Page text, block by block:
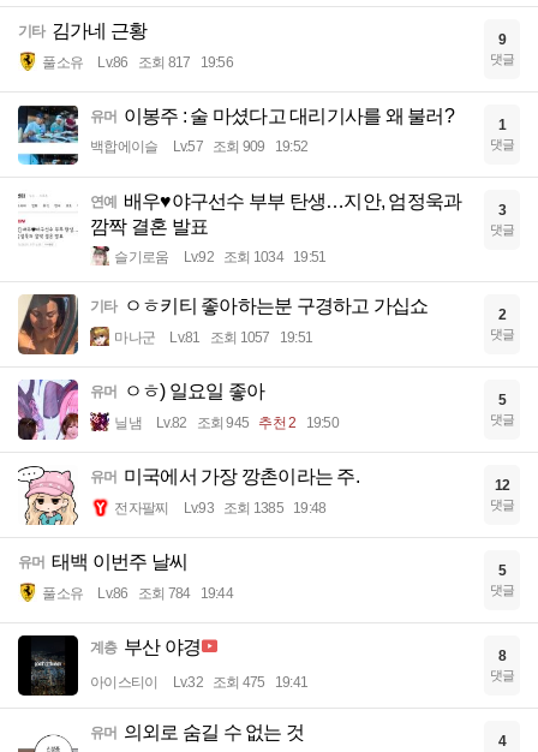
기타 김가네 근황
풀소유 Lv.86 조회 817 19:56
9
댓글
유머 이봉주 : 술 마셨다고 대리기사를 왜 불러?
백합에이슬 Lv.57 조회 909 19:52
1
댓글
연예
배우♥야구선수 부부 탄생…지안, 엄정욱과
깜짝 결혼 발표
슬기로움 Lv.92 조회 1034 19:51
3
댓글
기타 ㅇㅎ키티 좋아하는분 구경하고 가십쇼
마나군 Lv.81 조회 1057 19:51
2
댓글
유머 ㅇㅎ) 일요일 좋아
닐냄 Lv.82 조회 945 추천 2 19:50
5
댓글
유머 미국에서 가장 깡촌이라는 주.
전자팔찌 Lv.93 조회 1385 19:48
12
댓글
유머 태백 이번주 날씨
풀소유 Lv.86 조회 784 19:44
5
댓글
계층 부산 야경
아이스티이 Lv.32 조회 475 19:41
8
댓글
유머 의외로 숨길 수 없는 것 4